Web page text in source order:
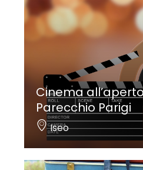
Cinema
Parecchio Parigi
Iseo